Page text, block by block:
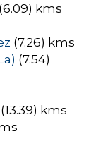
(6.09) kms
(7.26) kms
(7.54)
(13.39) kms